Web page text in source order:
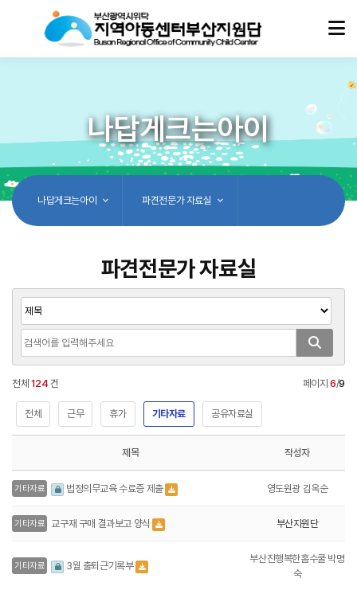
나답게크는아이
나답게크는아이 파견전문가 자료실
파견전문가 자료실
전체 124 건 페이지6/9
전체 근무 휴가 기타자료 공유자료실
제목 작성자
기타자료 법정의무교육 수료증 제출 영도원광 김옥순
기타자료 교구재 구매 결과보고 양식 부산지원단
기타자료 3월 출퇴근기록부
부산진행복한홈수쿨 박명
숙